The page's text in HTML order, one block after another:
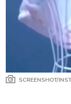
SCREENSHOT/